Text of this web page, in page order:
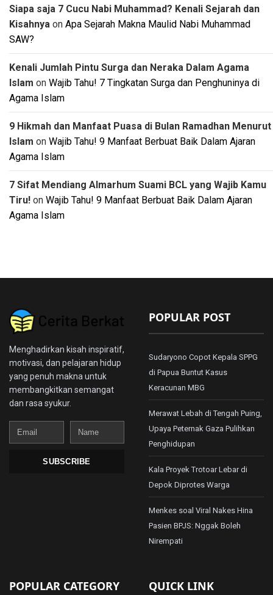
Siapa saja 7 Cucu Nabi Muhammad? Kenali Sejarah dan
Kisahnya on Apa Sejarah Makna Maulid Nabi Muhammad
SAW?
Kenali Jumlah Pintu Surga dan Neraka Dalam Agama
Islam on Wajib Tahu! 7 Tingkatan Surga dan Penghuninya di
Agama Islam
9 Hikmah dan Manfaat Puasa di Bulan Ramadhan Menurut
Islam on Wajib Tahu! 9 Manfaat Berbuat Baik Dalam Ajaran
Agama Islam
7 Sifat Mendiang Almarhum Suami BCL yang Wajib Kamu
Tiru! on Wajib Tahu! 9 Manfaat Berbuat Baik Dalam Ajaran
Agama Islam
Menghadirkan kisah inspiratif,
motivasi, dan pelajaran hidup
yang penuh makna untuk
membangkitkan semangat
dan rasa syukur.
Email
Name
SUBSCRIBE
POPULAR POST
Sudaryono Copot Kepala SPPG
di Papua Buntut Kasus
Keracunan MBG
Merawat Lebah di Tengah Puing,
Upaya Peternak Gaza Pulihkan
Penghidupan
Kala Proyek Trotoar Lebar di
Depok Diprotes Warga
Menkes soal Viral Nakes Hina
Pasien BPJS: Nggak Boleh
Nirempati
POPULAR CATEGORY QUICK LINK